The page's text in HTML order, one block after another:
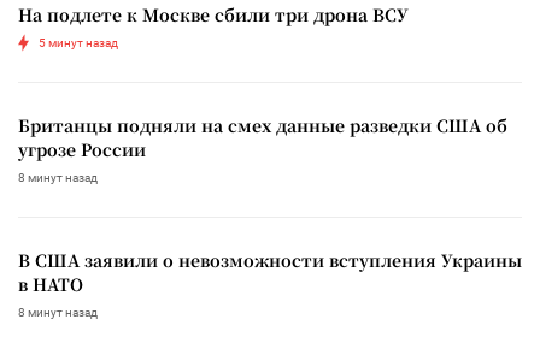
На подлете к Москве сбили три дрона ВСУ
5 минут назад
Британцы подняли на смех данные разведки США об
угрозе России
8 минут назад
В США заявили о невозможности вступления Украины
в НАТО
8 минут назад